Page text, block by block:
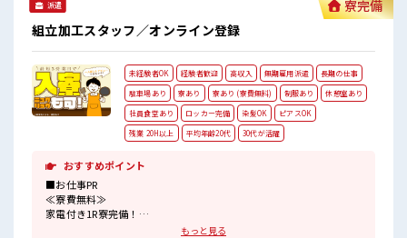
#ryo
30代の男性スタッフさんも活躍中》 職場の人間関係⇒良好♪
未経験でも安心な就業環境！ 社内設備もバッチリ★ 売店・食
堂・休憩室・ロッカー・自販機・喫煙所・スポットクーラー
あり♪ #ryo
派遣
組立加工スタッフ／オンライン登録
寮完備
未経験者OK 経験者歓迎 高収入 無期雇用派遣
長期の仕事
駐車場あり
寮あり 寮あり (寮費無料) 制服あり
休憩室あり
社員食堂あり
ロッカー完備 染髪OK
ピアスOK
残業 20H以上
平均年齢20代 30代が活躍
おすすめポイント
■お仕事PR
≪寮費無料≫
家電付き1R寮完備！
寮費は無料なのでお金貯めたい方にも向いてます！！
もっと見る